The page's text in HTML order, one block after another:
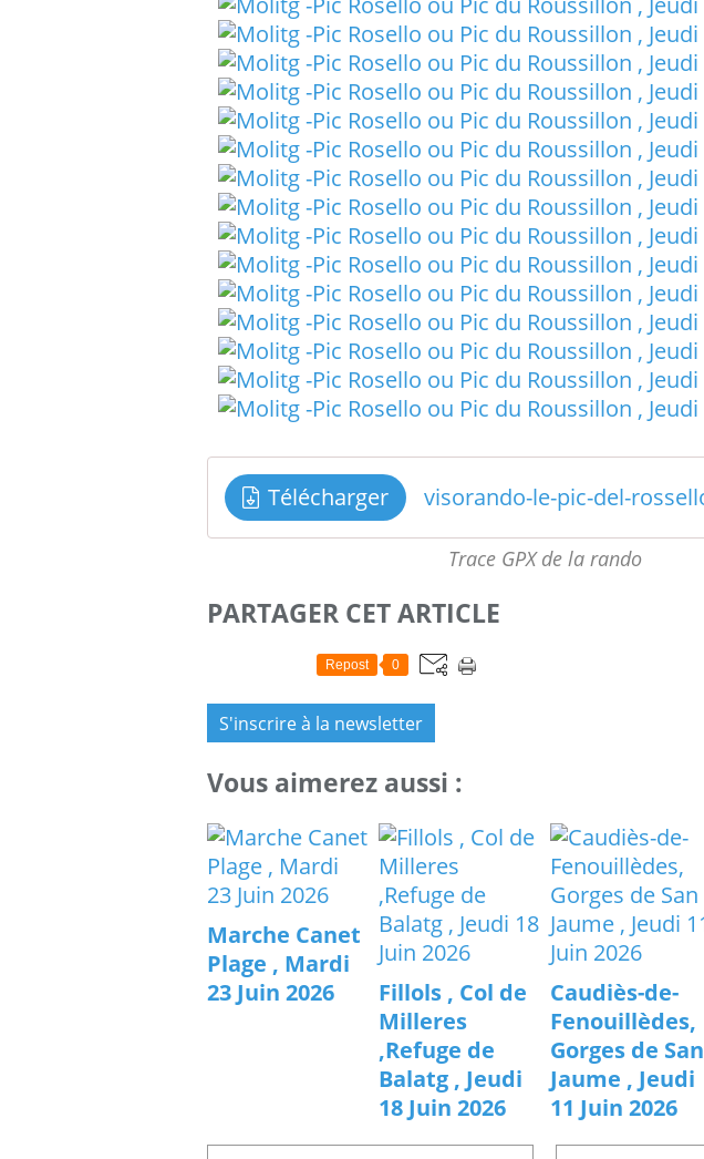
Télécharger
Trace GPX de la rando
PARTAGER CET ARTICLE
Repost 0
S'inscrire à la newsletter
Vous aimerez aussi :
Marche Canet
Plage , Mardi
23 Juin 2026
Fillols , Col de
Milleres
,Refuge de
Balatg , Jeudi
18 Juin 2026
Caudiès-de-
Fenouillèdes,
Gorges de San
Jaume , Jeudi
11 Juin 2026